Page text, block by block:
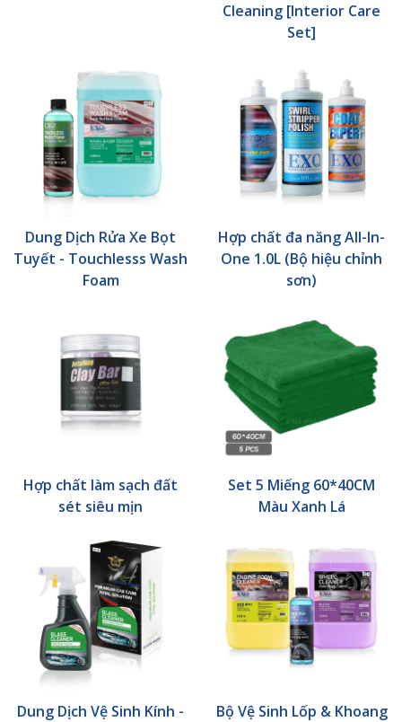
Cleaning [Interior Care
Set]
Dung Dịch Rửa Xe Bọt
Tuyết - Touchlesss Wash
Foam
Hợp chất đa năng All-In-
One 1.0L (Bộ hiệu chỉnh
sơn)
Hợp chất làm sạch đất
sét siêu mịn
Set 5 Miếng 60*40CM
Màu Xanh Lá
Dung Dịch Vệ Sinh Kính -
Bộ Vệ Sinh Lốp & Khoang